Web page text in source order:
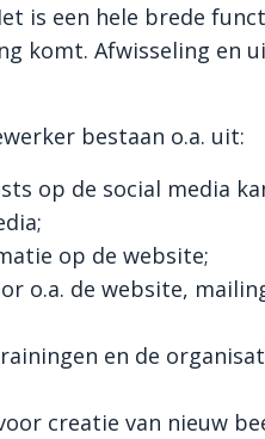
is een hele brede
komt. Afwisseling en
bestaan o.a. uit:
op de social media
op de website;
o.a. de website,
en de
creatie van nieuw